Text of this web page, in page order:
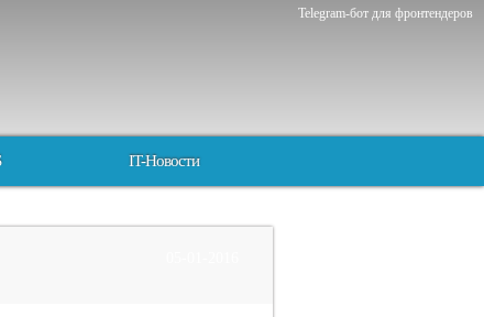
Telegram-бот для фронтендеров
IT-Новости